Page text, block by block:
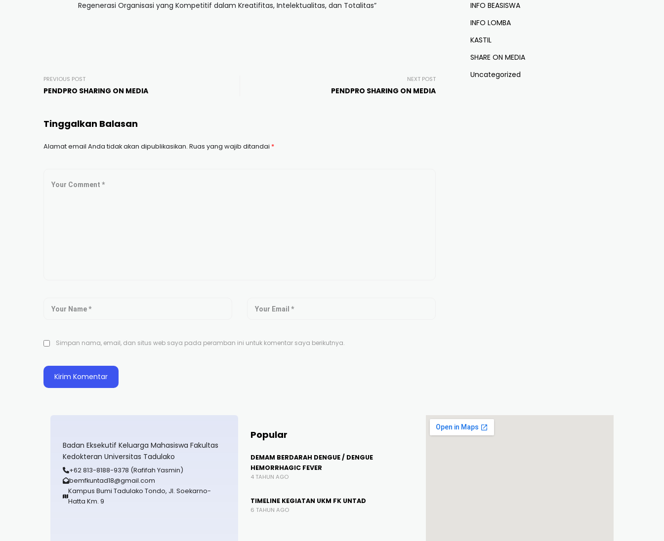
Regenerasi Organisasi yang Kompetitif dalam Kreatifitas, Intelektualitas, dan Totalitas”
PREVIOUS POST
PENDPRO SHARING ON MEDIA
NEXT POST
PENDPRO SHARING ON MEDIA
Tinggalkan Balasan
Alamat email Anda tidak akan dipublikasikan. Ruas yang wajib ditandai *
Simpan nama, email, dan situs web saya pada peramban ini untuk komentar saya berikutnya.
INFO BEASISWA
INFO LOMBA
KASTIL
SHARE ON MEDIA
Uncategorized
Badan Eksekutif Keluarga Mahasiswa Fakultas
Kedokteran Universitas Tadulako
+62 813-8188-9378 (Rafifah Yasmin)
bemfkuntad18@gmail.com
Kampus Bumi Tadulako Tondo, Jl. Soekarno-
Hatta Km. 9
Popular
DEMAM BERDARAH DENGUE / DENGUE
HEMORRHAGIC FEVER
4 TAHUN AGO
TIMELINE KEGIATAN UKM FK UNTAD
6 TAHUN AGO